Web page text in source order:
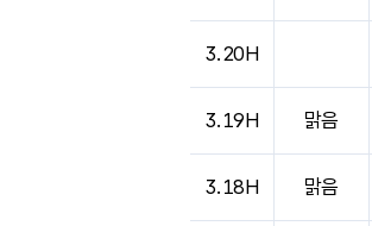
3.20H
3.19H 맑음
3.18H 맑음